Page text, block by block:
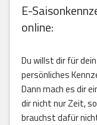
E-
online:
Du willst dir für
persönliches
Dann mach es dir
dir nicht nur Zeit,
brauchst dafür